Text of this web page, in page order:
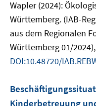
Wapler (2024):
Württemberg. (IAB-
aus dem Regionalen
Württemberg 01/
DOI:10.48720/
Kinderbetreuung